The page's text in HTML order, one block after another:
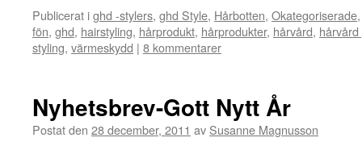
Publicerat ighd -stylers, ghd Style, Hårbotten, Okategoriserade
fön, ghd, hairstyling, hårprodukt, hårprodukter, hårvård,
styling, värmeskydd | 8 kommentarer
Nyhetsbrev-Gott Nytt År
Postat den 28 december, 2011 av Susanne Magnusson